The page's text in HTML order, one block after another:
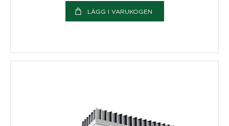
LÄGG I VARUKOGEN